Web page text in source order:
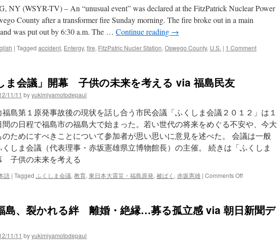
リ
ン
ゴ
も
出
今
も
タ
イ
へ
via
福
民
報
NY (WSYR-TV) – An “unusual event” was declared at the FitzPatrick Nuclear Power
County after a transformer fire Sunday morning. The fire broke out in a main
was put out by 6:30 a.m. The … Continue reading →
| Tagged accident, Entergy, fire, FitzPatric Nucler Station, Oswego County, U.S. | 1 Comment
ま会議」開幕 子供の未来を考える via 福島民友
11/11 byyukimiyamotodepaul
島第１原発事故後の現状を話し合う市民会議「ふくしま会議２０１２」は１
間の日程で福島市の福島大で始まった。若い世代の将来をめぐる不安や、今大
のためにすべきことについて参加者が思い思いに意見を述べた。 会議は一般
しま会議（代表理事・赤坂憲雄県立博物館長）の主催。 続きは「ふくしま
子供の未来を考える
語 | Tagged ふくしま会議, 教育, 東日本大震災・福島原発, 被ばく , 赤坂憲雄 | Comments Offon
ま
島、裂かれる絆 離婚・絶縁…募る孤立感 via 朝日新聞デ
11/11 byyukimiyamotodepaul